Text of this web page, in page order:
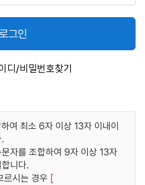
로그인
디/비밀번호찾기
여 최소 6자 이상 13자 이내이
자를 조합하여 9자 이상 13자
니다.
르시는 경우 [